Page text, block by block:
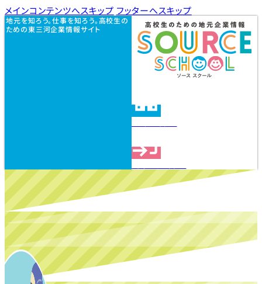
メインコンテンツへスキップ フッターへスキップ
地元を知ろう。仕事を知ろう。高校生の
ための東三河企業情報サイト